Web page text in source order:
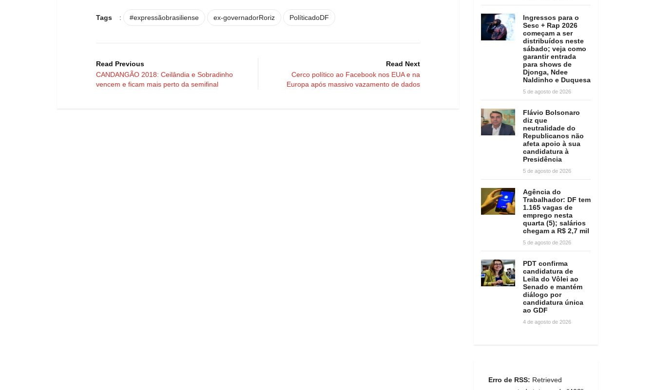
Tags : #expressãobrasiliense ex-governadorRoriz PolíticadoDF
Read Previous
CANDANGÃO 2018: Ceilândia e Sobradinho
vencem e ficam mais perto da semifinal
Read Next
Cerco político ao Facebook nos EUA e na
Europa após massivo vazamento de dados
Ingressos para o
Sesc + Rap 2026
começam a ser
distribuídos neste
sábado; veja como
garantir entrada
para shows de
Djonga, Ndee
Naldinho e Duquesa
5 de agosto de 2026
Flávio Bolsonaro
diz que
neutralidade do
Republicanos não
afeta apoio à sua
candidatura à
Presidência
5 de agosto de 2026
Agência do
Trabalhador: DF tem
1.165 vagas de
emprego nesta
quarta (5); salários
chegam a R$ 2,7 mil
5 de agosto de 2026
PDT confirma
candidatura de
Leila do Vôlei ao
Senado e mantém
diálogo por
candidatura única
ao GDF
4 de agosto de 2026
Erro de RSS: Retrieved